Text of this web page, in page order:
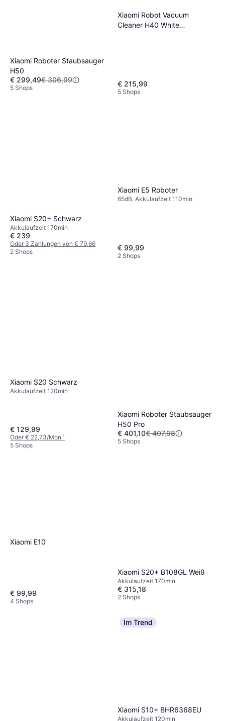
Xiaomi Roboter Staubsauger
H50
€ 299,49€ 306,99
5 Shops
Xiaomi Robot Vacuum
Cleaner H40 White
€ 215,99
5 Shops
Xiaomi S20+ Schwarz
Akkulaufzeit 170min
€ 239
Oder 3 Zahlungen von € 79,66
2 Shops
Xiaomi E5 Roboter
65dB, Akkulaufzeit 110min
€ 99,99
2 Shops
Xiaomi S20 Schwarz
Akkulaufzeit 120min
€ 129,99
Oder € 22,73/Mon.¹
5 Shops
Xiaomi Roboter Staubsauger
H50 Pro
€ 401,10€ 407,98
5 Shops
Xiaomi E10
€ 99,99
4 Shops
Xiaomi S20+ B108GL Weiß
Akkulaufzeit 170min
€ 315,18
2 Shops
Im Trend
Xiaomi S10+ BHR6368EU
Akkulaufzeit 120min